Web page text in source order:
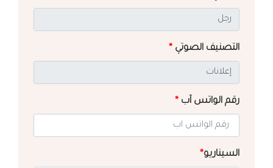
التصنيف الصوتي *
رقم الواتس آب *
السيناريو*